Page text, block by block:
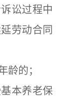
讼过程中
劳动合同
的；
本养老保